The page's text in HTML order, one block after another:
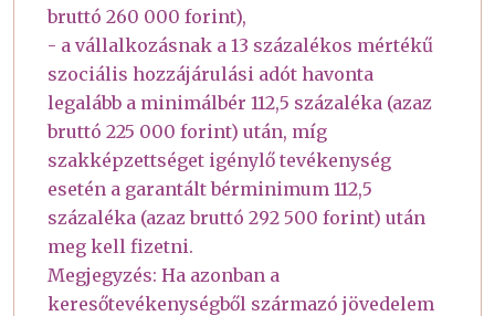
bruttó 260 000 forint),
- a vállalkozásnak a 13 százalékos mértékű
szociális hozzájárulási adót havonta
legalább a minimálbér 112,5 százaléka (azaz
bruttó 225 000 forint) után, míg
szakképzettséget igénylő tevékenység
esetén a garantált bérminimum 112,5
százaléka (azaz bruttó 292 500 forint) után
meg kell fizetni.
Megjegyzés: Ha azonban a
keresőtevékenységből származó jövedelem